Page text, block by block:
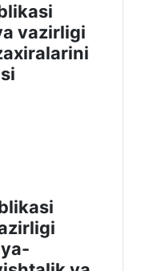
vazirligi